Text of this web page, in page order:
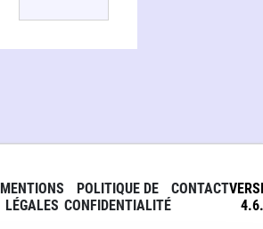
MENTIONS
LÉGALES
POLITIQUE DE
CONFIDENTIALITÉ
CONTACT